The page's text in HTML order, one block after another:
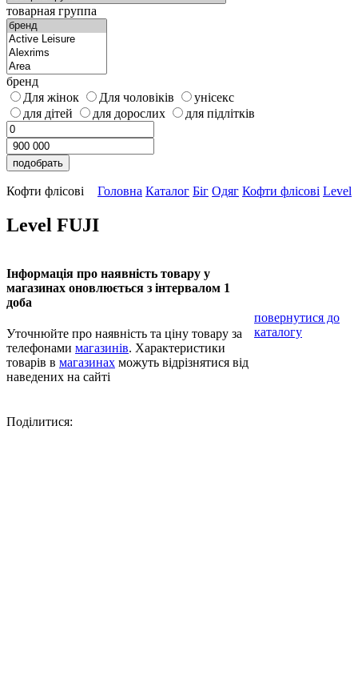
товарная группа
бренд
Для жінок
Для чоловіків
унісекс
для дітей
для дорослих для підлітків
Кофти флісові Головна Каталог Біг Одяг Кофти флісові Level
Level FUJI
Інформація про наявність товару у
магазинах оновлюється з інтервалом 1
доба
Уточнюйте про наявність та ціну товару за
телефонами магазинів. Характеристики
товарів в магазинах можуть відрізнятися від
наведених на сайті
повернутися до
каталогу
Поділитися: